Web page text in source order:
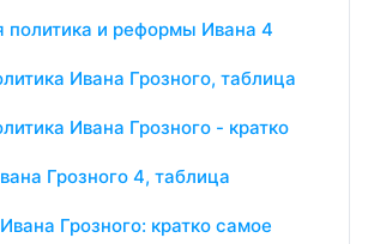
политика и реформы Ивана 4
Ивана Грозного, таблица
Ивана Грозного - кратко
Грозного 4, таблица
Грозного: кратко самое